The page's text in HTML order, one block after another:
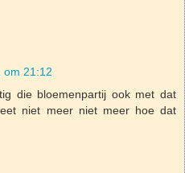
om 21:12
die bloemenpartij ook met dat
niet meer niet meer hoe dat